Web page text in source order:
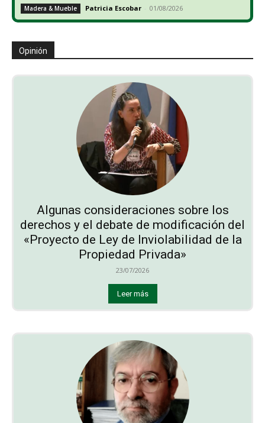
Madera & Mueble Patricia Escobar - 01/08/2026
Opinión
Algunas consideraciones sobre los
derechos y el debate de modificación del
«Proyecto de Ley de Inviolabilidad de la
Propiedad Privada»
23/07/2026
Leer más